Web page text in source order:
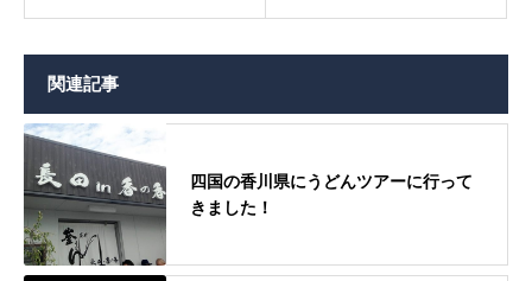
関連記事
四国の香川県にうどんツアーに行って
きました！